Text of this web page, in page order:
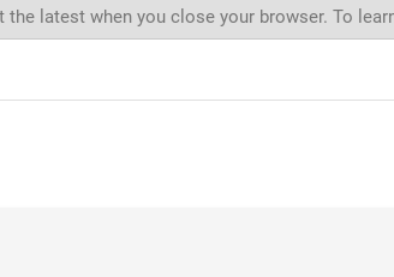
latest when you close your browser. To